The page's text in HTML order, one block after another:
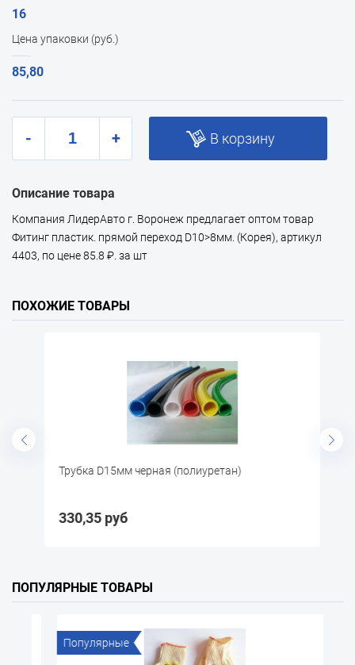
16
Цена упаковки (руб.)
85,80
- + В корзину
Описание товара
Компания ЛидерАвто г. Воронеж предлагает оптом товар
Фитинг пластик. прямой переход D10>8мм. (Корея), артикул
4403, по цене 85.8 ₽. за шт
ПОХОЖИЕ ТОВАРЫ
Трубка D15мм черная (полиуретан)
330,35 руб
ПОПУЛЯРНЫЕ ТОВАРЫ
Популярные